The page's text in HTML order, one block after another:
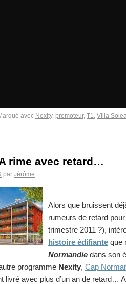
avec Nexity, promoteur, T1, Villa
rime avec retard…
par Jérôme
Alors que bruissent
rumeurs de retard pour
trimestre 2011 ?),
histoire édifiante que
Normandie dans son
programme Nexity, Cap
livré avec plus d’un an de retard…